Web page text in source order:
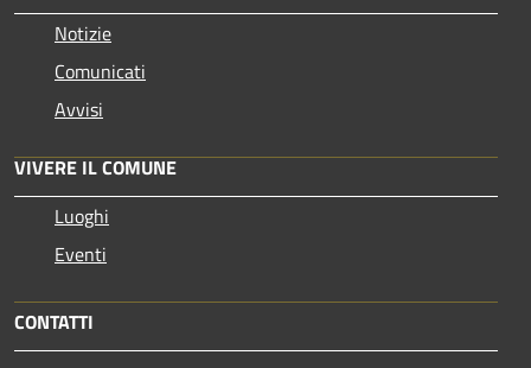
Notizie
Comunicati
Avvisi
VIVERE IL COMUNE
Luoghi
Eventi
CONTATTI